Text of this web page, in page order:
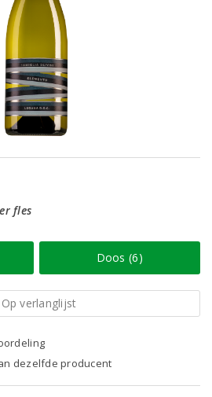
fles
Doos (6)
Op verlanglijst
dezelfde producent